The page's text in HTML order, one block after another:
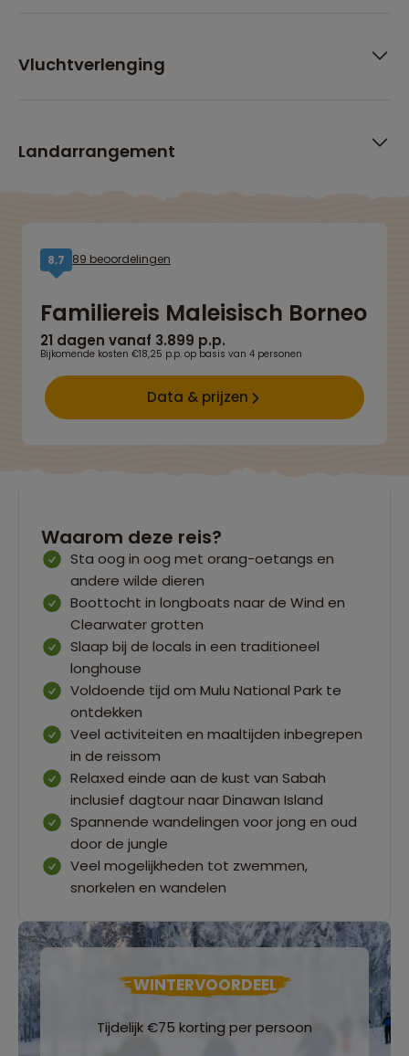
Vluchtverlenging
Landarrangement
8,7 89 beoordelingen
Familiereis Maleisisch Borneo
21 dagen vanaf 3.899 p.p.
Bijkomende kosten €18,25 p.p. op basis van 4 personen
Data & prijzen
Waarom deze reis?
Sta oog in oog met orang-oetangs en
andere wilde dieren
Boottocht in longboats naar de Wind en
Clearwater grotten
Slaap bij de locals in een traditioneel
longhouse
Voldoende tijd om Mulu National Park te
ontdekken
Veel activiteiten en maaltijden inbegrepen
in de reissom
Relaxed einde aan de kust van Sabah
inclusief dagtour naar Dinawan Island
Spannende wandelingen voor jong en oud
door de jungle
Veel mogelijkheden tot zwemmen,
snorkelen en wandelen
WINTERVOORDEEL
Tijdelijk €75 korting per persoon